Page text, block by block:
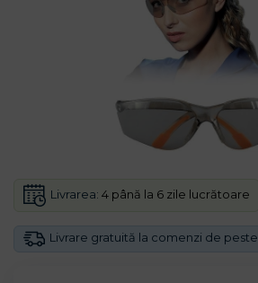
Livrare gratuită la comenzi de peste
Livrarea: 4 până la 6 zile lucrătoare